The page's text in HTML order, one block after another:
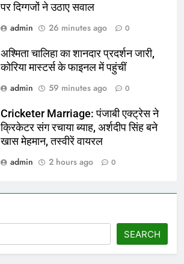
पर दिग्गजों ने उठाए सवाल
admin
26 minutes ago 0
अश्मिता चालिहा का शानदार प्रदर्शन जारी,
कोरिया मास्टर्स के फाइनल में पहुंचीं
admin
59 minutes ago 0
Cricketer Marriage: पंजाबी एक्ट्रेस ने
क्रिकेटर संग रचाया ब्याह, अर्शदीप सिंह बने
खास मेहमान, तस्वीरें वायरल
admin
2 hours ago 0
SEARCH